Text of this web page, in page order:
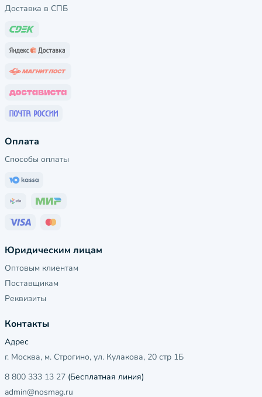
Доставка в СПБ
Оплата
Способы оплаты
Юридическим лицам
Оптовым клиентам
Поставщикам
Реквизиты
Контакты
Адрес
г. Москва, м. Строгино, ул. Кулакова, 20 стр 1Б
8 800 333 13 27 (Бесплатная линия)
admin@nosmag.ru